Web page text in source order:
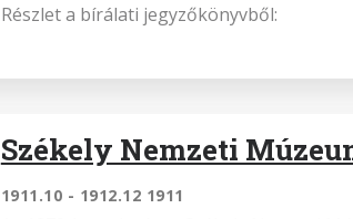
Részlet a bírálati jegyzőkönyvből:
Székely Nemzeti
1911.10 - 1912.12 1911